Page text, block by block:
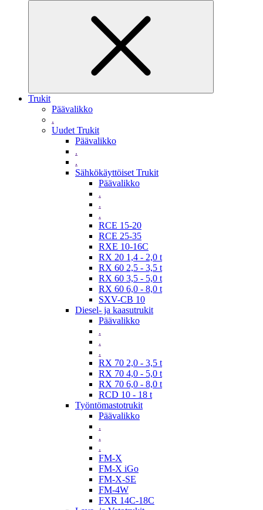
Trukit
Päävalikko
.
Uudet Trukit
Päävalikko
.
.
Sähkökäyttöiset Trukit
Päävalikko
.
.
.
RCE 15-20
RCE 25-35
RXE 10-16C
RX 20 1,4 - 2,0 t
RX 60 2,5 - 3,5 t
RX 60 3,5 - 5,0 t
RX 60 6,0 - 8,0 t
SXV-CB 10
Diesel- ja kaasutrukit
Päävalikko
.
.
.
RX 70 2,0 - 3,5 t
RX 70 4,0 - 5,0 t
RX 70 6,0 - 8,0 t
RCD 10 - 18 t
Työntömastotrukit
Päävalikko
.
.
.
FM-X
FM-X iGo
FM-X-SE
FM-4W
FXR 14C-18C